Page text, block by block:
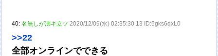
40:名無しが沸キ立ツ 2020/12/09(水) 02:35:30.13 ID:5gks6qxL0
>>22
全部オンラインでできる